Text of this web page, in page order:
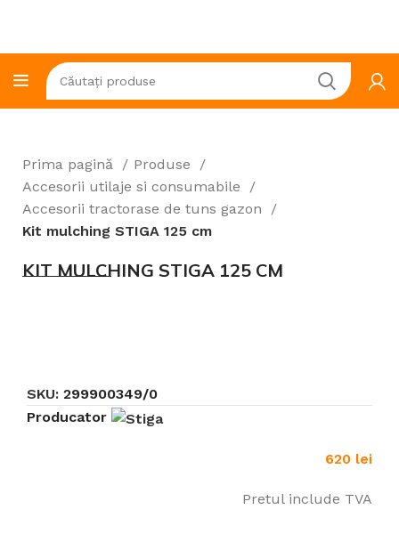
Prima pagină
Produse
Accesorii utilaje si consumabile
Accesorii tractorase de tuns gazon
Kit mulching STIGA 125 cm
KIT MULCHING STIGA 125 CM
SKU: 299900349/0
Producator
620 lei
Pretul include TVA